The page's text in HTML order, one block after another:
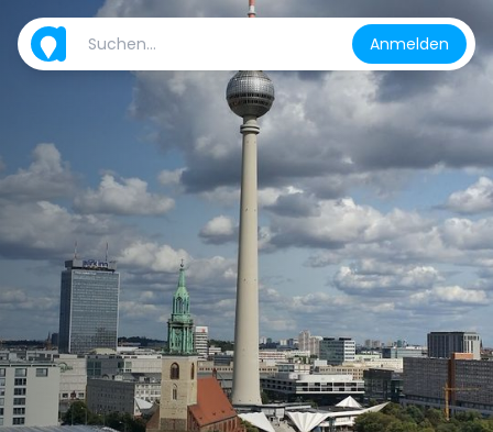
Anmelden